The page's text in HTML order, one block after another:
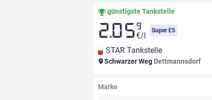
günstigste Tankstelle
2.05 9
€/l
Super E5
STAR Tankstelle
Schwarzer Weg Dettmannsdorf
Marke